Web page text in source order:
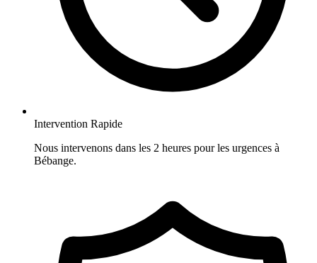
Intervention Rapide
Nous intervenons dans les 2 heures pour les urgences à
Bébange.